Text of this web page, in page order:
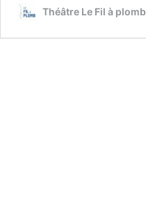
Théâtre Le Fil à plomb